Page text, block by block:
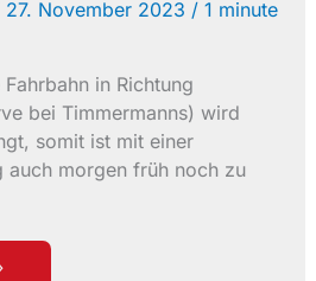
27. November 2023 / 1 minute
in Richtung
bei Timmermanns) wird
somit ist mit einer
auch morgen früh noch zu